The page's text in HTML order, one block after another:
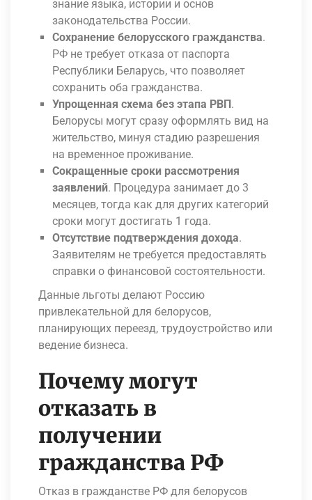
знание языка, истории и основ
законодательства России.
Сохранение белорусского гражданства.
РФ не требует отказа от паспорта
Республики Беларусь, что позволяет
сохранить оба гражданства.
Упрощенная схема без этапа РВП .
Белорусы могут сразу оформлять вид на
жительство, минуя стадию разрешения
на временное проживание.
Сокращенные сроки рассмотрения
заявлений. Процедура занимает до 3
месяцев, тогда как для других категорий
сроки могут достигать 1 года.
Отсутствие подтверждения дохода.
Заявителям не требуется предоставлять
справки о финансовой состоятельности.
Данные льготы делают Россию
привлекательной для белорусов,
планирующих переезд, трудоустройство или
ведение бизнеса.
Почему могут
отказать в
получении
гражданства РФ
Отказ в гражданстве РФ для белорусов